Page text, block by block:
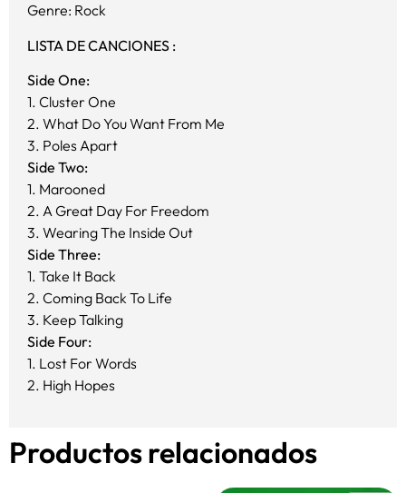
Genre: Rock
LISTA DE CANCIONES :
Side One:
1. Cluster One
2. What Do You Want From Me
3. Poles Apart
Side Two:
1. Marooned
2. A Great Day For Freedom
3. Wearing The Inside Out
Side Three:
1. Take It Back
2. Coming Back To Life
3. Keep Talking
Side Four:
1. Lost For Words
2. High Hopes
Productos relacionados